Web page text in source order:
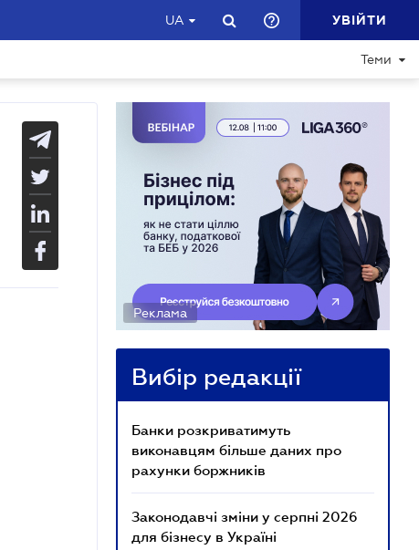
UA УВІЙТИ
Теми
Реклама
Вибір редакції
Банки розкриватимуть
виконавцям більше даних про
рахунки боржників
Законодавчі зміни у серпні 2026
для бізнесу в Україні